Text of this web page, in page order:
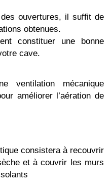
ouvertures, il suffit de
obtenues.
constituer une bonne
cave.
ventilation mécanique
améliorer l’aération de
consistera à recouvrir
et à couvrir les murs